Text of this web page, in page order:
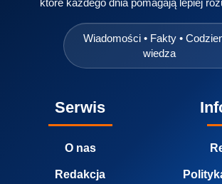
które każdego dnia pomagają lepiej
Wiadomości • Fakty •
wiedza
Serwis
O nas
Redakcja